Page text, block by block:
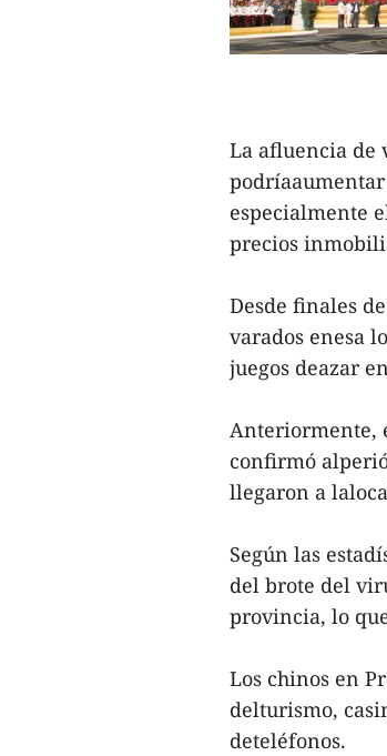
La afluencia de
podríaaumentar
especialmente
precios
Desde finales
varados enesa
juegos deazar
Anteriormente,
confirmó
llegaron a
Según las
del brote del
provincia, lo
Los chinos en
delturismo,
deteléfonos.